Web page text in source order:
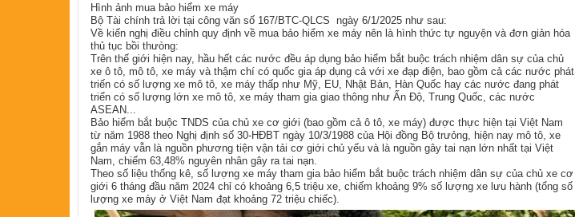
Hình ảnh mua bảo hiểm xe máy
Bộ Tài chính trả lời tại công văn số 167/BTC-QLCS ngày 6/1/2025 như sau:
Về kiến nghị điều chỉnh quy định về mua bảo hiểm xe máy nên là hình thức tự nguyện và đơn giản hóa
thủ tục bồi thưòng:
Trên thế giới hiện nay, hầu hết các nước đều áp dụng bảo hiểm bắt buộc trách nhiệm dân sự của chủ
xe ô tô, mô tô, xe máy và thậm chí có quốc gia áp dụng cả với xe đạp điện, bao gồm cả các nước phát
triến có số lượng xe mô tô, xe máy thấp như Mỹ, EU, Nhật Bản, Hàn Quốc hay các nước đang phát
triển có số lượng lớn xe mô tô, xe máy tham gia giao thông như Ấn Độ, Trung Quốc, các nước
ASEAN...
Bảo hiểm bắt buộc TNDS của chủ xe cơ giới (bao gồm cả ô tô, xe máy) được thực hiện tại Việt Nam
từ năm 1988 theo Nghị định số 30-HĐBT ngày 10/3/1988 của Hội đồng Bộ trưỏng, hiện nay mô tô, xe
gắn máy vẫn là nguồn phương tiện vận tải cơ giới chủ yếu và là nguồn gây tai nạn lớn nhất tại Việt
Nam, chiếm 63,48% nguyên nhân gây ra tai nạn.
Theo số liệu thống kê, số lượng xe máy tham gia bảo hiểm bắt buộc trách nhiệm dân sự của chủ xe cơ
giới 6 tháng đầu năm 2024 chỉ có khoảng 6,5 triệu xe, chiếm khoảng 9% số lượng xe lưu hành (tổng số
lượng xe máy ở Việt Nam đạt khoảng 72 triệu chiếc).